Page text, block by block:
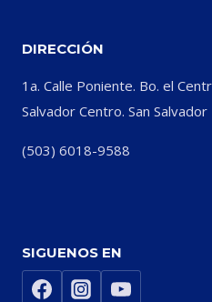
DIRECCIÓN
1a. Calle Poniente. Bo. el
Salvador Centro. San Salvador
(503) 6018-9588
SIGUENOS EN